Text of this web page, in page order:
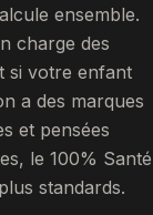
ensemble.
charge des
si votre enfant
a des marques
et pensées
le 100% Santé
standards.